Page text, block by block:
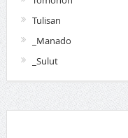
Tulisan
_Manado
_Sulut